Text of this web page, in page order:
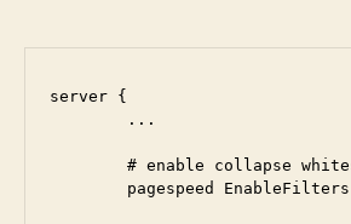
server {
        ...
# enable collapse
pagespeed